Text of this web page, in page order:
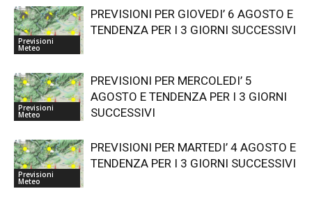
Previsioni
Meteo
PREVISIONI PER GIOVEDI’ 6 AGOSTO E
TENDENZA PER I 3 GIORNI SUCCESSIVI
Previsioni
Meteo
PREVISIONI PER MERCOLEDI’ 5
AGOSTO E TENDENZA PER I 3 GIORNI
SUCCESSIVI
Previsioni
Meteo
PREVISIONI PER MARTEDI’ 4 AGOSTO E
TENDENZA PER I 3 GIORNI SUCCESSIVI